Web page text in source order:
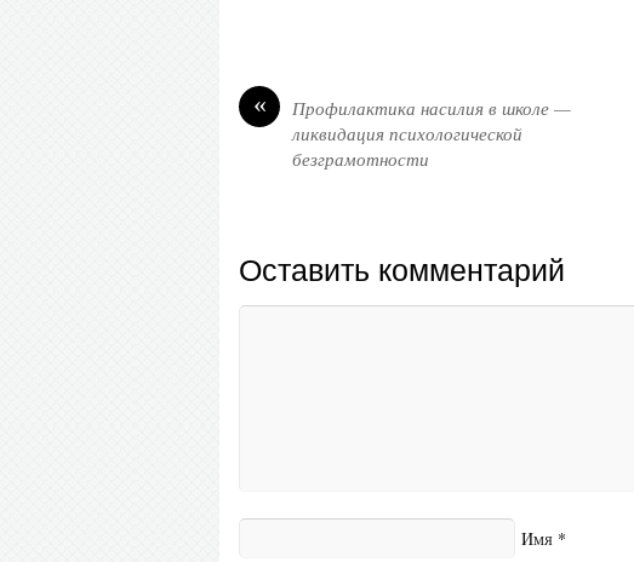
«
Профилактика насилия в школе —
ликвидация психологической
безграмотности
Оставить комментарий
Имя *